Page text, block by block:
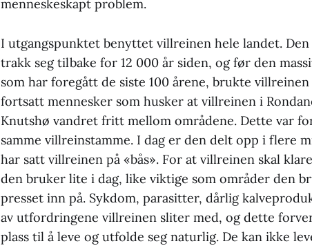
menneskeskapt problem.
I utgangspunktet benyttet villreinen hele landet.
trakk seg tilbake for 12 000 år siden, og før den
som har foregått de siste 100 årene, brukte
fortsatt mennesker som husker at villreinen i
Knutshø vandret fritt mellom områdene. Dette var
samme villreinstamme. I dag er den delt opp i flere
har satt villreinen på «bås». For at villreinen skal
den bruker lite i dag, like viktige som områder den
presset inn på. Sykdom, parasitter, dårlig
av utfordringene villreinen sliter med, og dette
plass til å leve og utfolde seg naturlig. De kan ikke